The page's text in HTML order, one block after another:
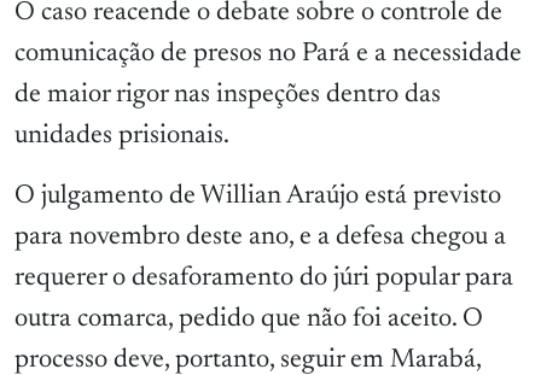
O caso reacende o debate sobre o controle de
comunicação de presos no Pará e a necessidade
de maior rigor nas inspeções dentro das
unidades prisionais.
O julgamento de Willian Araújo está previsto
para novembro deste ano, e a defesa chegou a
requerer o desaforamento do júri popular para
outra comarca, pedido que não foi aceito. O
processo deve, portanto, seguir em Marabá,